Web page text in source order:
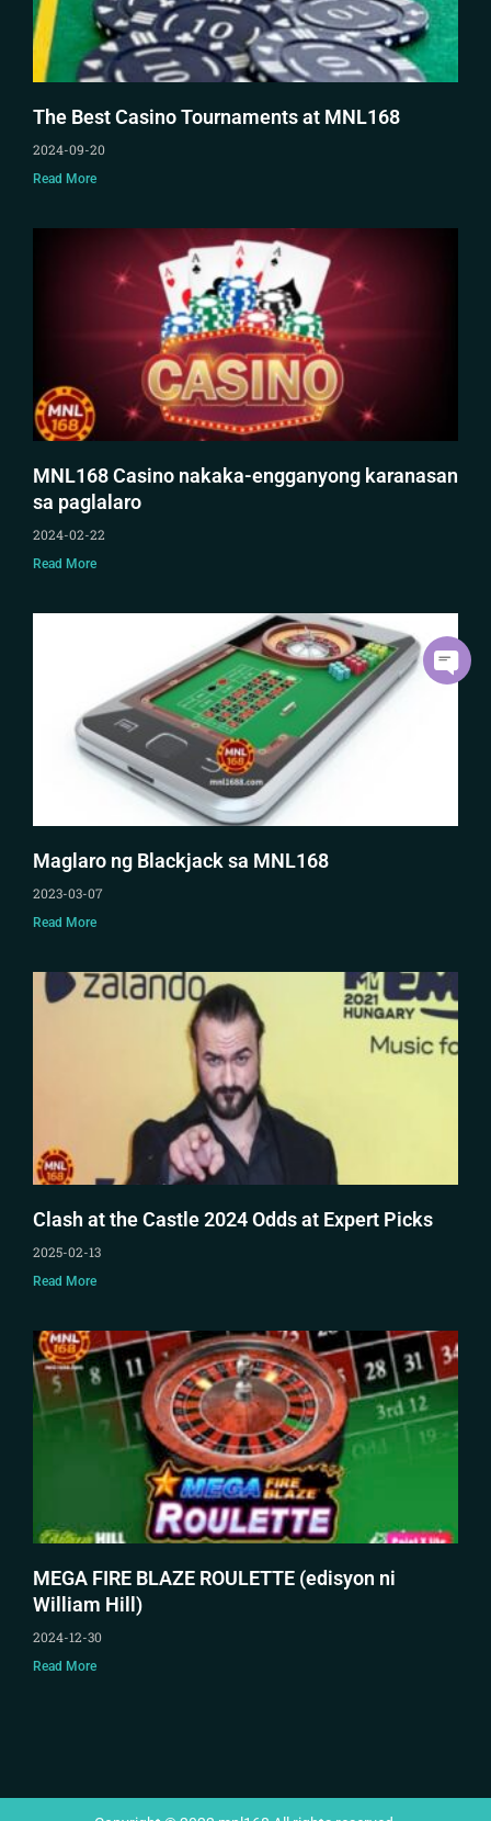
The Best Casino Tournaments at MNL168
2024-09-20
Read More
MNL168 Casino nakaka-engganyong karanasan
sa paglalaro
2024-02-22
Read More
Maglaro ng Blackjack sa MNL168
2023-03-07
Read More
Clash at the Castle 2024 Odds at Expert Picks
2025-02-13
Read More
MEGA FIRE BLAZE ROULETTE (edisyon ni
William Hill)
2024-12-30
Read More